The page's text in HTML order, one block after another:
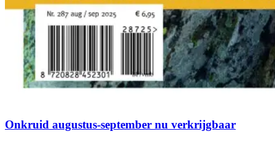
Onkruid augustus-september nu verkrijgbaar